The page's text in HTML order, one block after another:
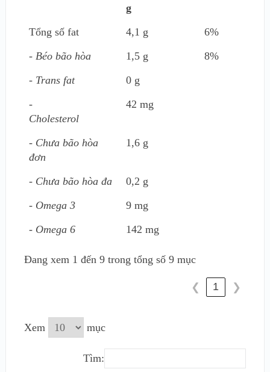
g
Tổng số fat 4,1 g
6%
- Béo bão hòa
1,5 g
8%
- Trans fat
0 g
-
Cholesterol
42 mg
- Chưa bão hòa
đơn
1,6 g
- Chưa bão hòa đa
0,2 g
- Omega 3
9 mg
- Omega 6
142 mg
Đang xem 1 đến 9 trong tổng số 9 mục
❮ 1 ❯
Xem mục
Tìm: